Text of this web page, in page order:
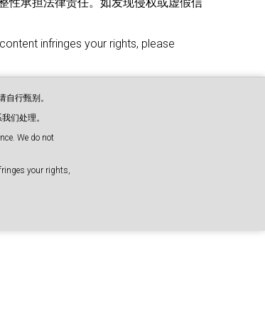
infringes your rights, please
行甄别。
们处理。
We do not
your rights,